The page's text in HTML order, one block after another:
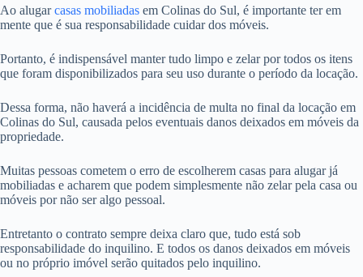
Ao alugarcasas mobiliadas em Colinas do Sul, é importante ter em
mente que é sua responsabilidade cuidar dos móveis.
Portanto, é indispensável manter tudo limpo e zelar por todos os itens
que foram disponibilizados para seu uso durante o período da locação.
Dessa forma, não haverá a incidência de multa no final da locação em
Colinas do Sul, causada pelos eventuais danos deixados em móveis da
propriedade.
Muitas pessoas cometem o erro de escolherem casas para alugar já
mobiliadas e acharem que podem simplesmente não zelar pela casa ou
móveis por não ser algo pessoal.
Entretanto o contrato sempre deixa claro que, tudo está sob
responsabilidade do inquilino. E todos os danos deixados em móveis
ou no próprio imóvel serão quitados pelo inquilino.